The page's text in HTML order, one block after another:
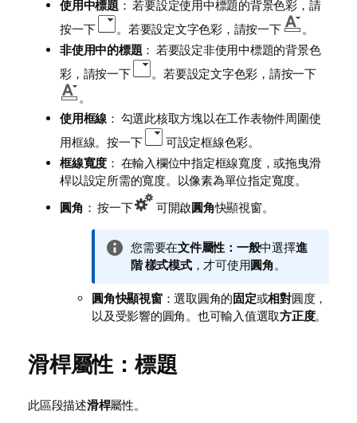
使用中標題 ： 若要設定使用中標題的背景色彩，請
按一下
。若要設定文字色彩，請按一下
。
非使用中的標題 ： 若要設定非使用中標題的背景色
彩，請按一下
。若要設定文字色彩，請按一下
。
使用框線 ： 勾選此核取方塊以在工作表物件周圍使
用框線。按一下
可設定框線色彩。
框線寬度 ： 在輸入欄位中指定框線寬度，或拖曳滑
桿以設定所需的寬度。以像素為單位指定寬度。
圓角 ： 按一下 可開啟圓角快顯視窗。
資
訊
註
您需要在文件屬性：一般中選擇進
階樣式模式，才可使用圓角。
圓角快顯視窗：選取圓角的固定或相對圓度，
以及受影響的圓角。也可輸入值選取方正度。
滑桿屬性：標題
此區段描述滑桿屬性。